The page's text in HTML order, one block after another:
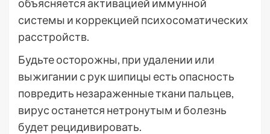
объясняется активацией иммунной
системы и коррекцией психосоматических
расстройств.
Будьте осторожны, при удалении или
выжигании с рук шипицы есть опасность
повредить незараженные ткани пальцев,
вирус останется нетронутым и болезнь
будет рецидивировать.